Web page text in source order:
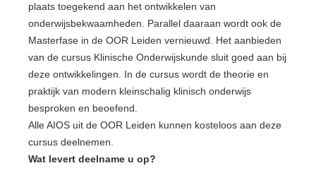
plaats toegekend aan het ontwikkelen van
onderwijsbekwaamheden. Parallel daaraan wordt ook de
Masterfase in de OOR Leiden vernieuwd. Het aanbieden
van de cursus Klinische Onderwijskunde sluit goed aan bij
deze ontwikkelingen. In de cursus wordt de theorie en
praktijk van modern kleinschalig klinisch onderwijs
besproken en beoefend.
Alle AIOS uit de OOR Leiden kunnen kosteloos aan deze
cursus deelnemen.
Wat levert deelname u op?